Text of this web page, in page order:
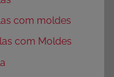
com moldes
com Moldes